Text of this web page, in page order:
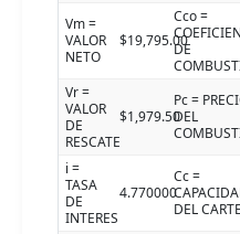
Vm =
VALOR
NETO
$19,795.00
Cco =
DE
Vr =
VALOR
DE
RESCATE
$1,979.50
Pc =
DEL
i =
TASA
DE
INTERES
4.770000
Cc =
DEL